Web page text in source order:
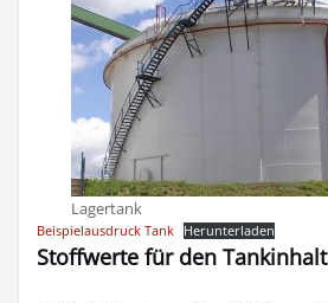
Lagertank
Beispielausdruck Tank Herunterladen
Stoffwerte für den Tankinhalt